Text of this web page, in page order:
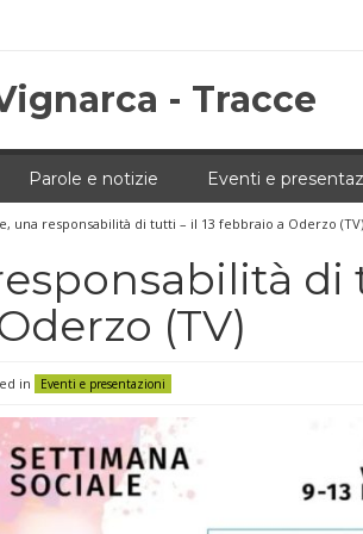
- Tracce
Parole e notizie Eventi e
una responsabilità di tutti – il 13 febbraio a Oderzo (TV)
di
(TV)
in Eventi e presentazioni